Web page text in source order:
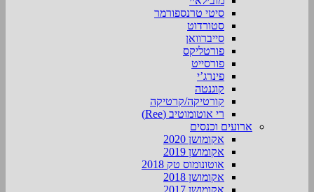
סיטי טרנספורמר
סטורדוט
סייברוואן
פורטליקס
פורסייט
פינרג’י
קוגנטה
קורטיקה/קרטיקה
רי אוטומוטיב (Ree)
ארועים וכנסים
אקומושן 2020
אקומושן 2019
אוטונומוס טק 2018
אקומושן 2018
אקומושן 2017